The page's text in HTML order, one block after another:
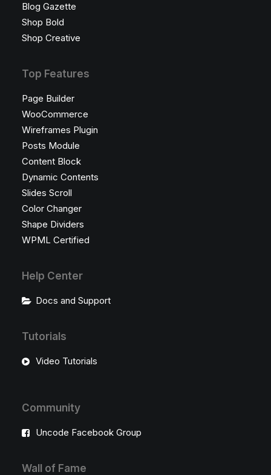
Blog Gazette
Shop Bold
Shop Creative
Top Features
Page Builder
WooCommerce
Wireframes Plugin
Posts Module
Content Block
Dynamic Contents
Slides Scroll
Color Changer
Shape Dividers
WPML Certified
Help Center
Docs and Support
Tutorials
Video Tutorials
Community
Uncode Facebook Group
Wall of Fame